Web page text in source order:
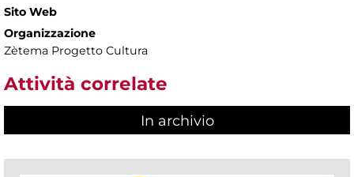
Sito Web
Organizzazione
Zètema Progetto Cultura
Attività correlate
In archivio